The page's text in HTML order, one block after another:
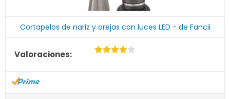
Cortapelos de nariz y orejas con luces LED - de Fancii